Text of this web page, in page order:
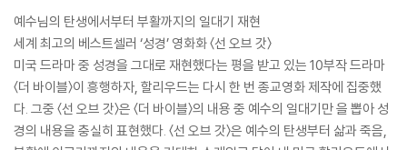
예수님의 탄생에서부터 부활까지의 일대기 재현
세계 최고의 베스트셀러 ‘성경’ 영화화 〈선 오브 갓〉
미국 드라마 중 성경을 그대로 재현했다는 평을 받고 있는 10부작 드라마
〈더 바이블〉이 흥행하자, 할리우드는 다시 한 번 종교영화 제작에 집중했
다. 그중 〈선 오브 갓〉은 〈더 바이블〉의 내용 중 예수의 일대기만 을 뽑아 성
경의 내용을 충실히 표현했다. 〈선 오브 갓〉은 예수의 탄생부터 삶과 죽음,